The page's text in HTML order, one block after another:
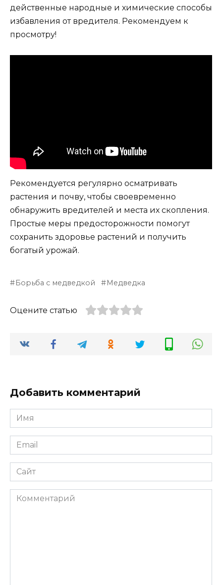
действенные народные и химические способы
избавления от вредителя. Рекомендуем к
просмотру!
Рекомендуется регулярно осматривать
растения и почву, чтобы своевременно
обнаружить вредителей и места их скопления.
Простые меры предосторожности помогут
сохранить здоровье растений и получить
богатый урожай.
Борьба с медведкой Медведка
Оцените статью
Добавить комментарий
Имя
Email
Сайт
Комментарий